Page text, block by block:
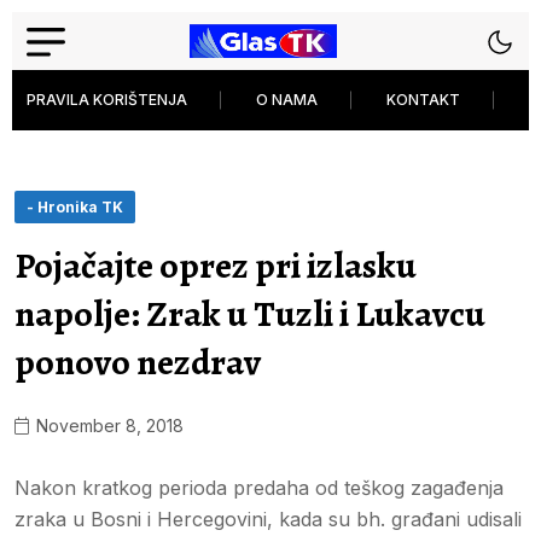
PRAVILA KORIŠTENJA O NAMA KONTAKT
- Hronika TK
Pojačajte oprez pri izlasku
napolje: Zrak u Tuzli i Lukavcu
ponovo nezdrav
November 8, 2018
Nakon kratkog perioda predaha od teškog zagađenja
zraka u Bosni i Hercegovini, kada su bh. građani udisali